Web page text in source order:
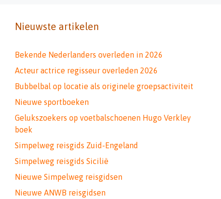
Nieuwste artikelen
Bekende Nederlanders overleden in 2026
Acteur actrice regisseur overleden 2026
Bubbelbal op locatie als originele groepsactiviteit
Nieuwe sportboeken
Gelukszoekers op voetbalschoenen Hugo Verkley
boek
Simpelweg reisgids Zuid-Engeland
Simpelweg reisgids Sicilië
Nieuwe Simpelweg reisgidsen
Nieuwe ANWB reisgidsen